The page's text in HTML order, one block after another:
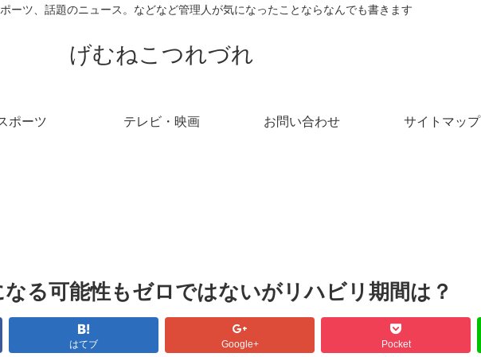
ーツ、話題のニュース。などなど管理人が気になったことならなんでも書きます
げむねこつれづれ
ポーツ テレビ・映画 お問い合わせ サイトマップ
る可能性もゼロではないがリハビリ期間は？
はてブ Google+ Pocket